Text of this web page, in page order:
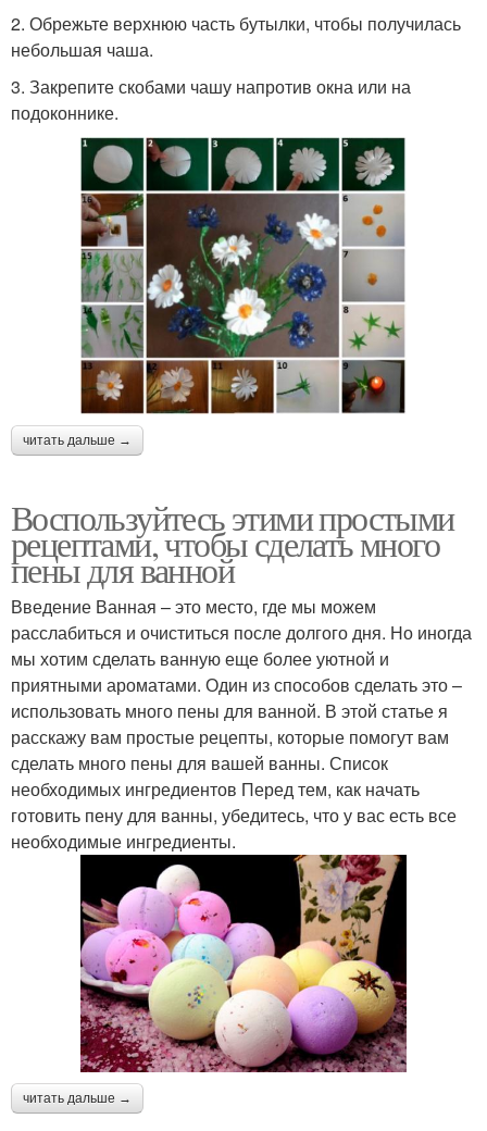
2. Обрежьте верхнюю часть бутылки, чтобы получилась
небольшая чаша.
3. Закрепите скобами чашу напротив окна или на
подоконнике.
читать дальше →
Воспользуйтесь этими простыми
рецептами, чтобы сделать много
пены для ванной
Введение Ванная – это место, где мы можем
расслабиться и очиститься после долгого дня. Но иногда
мы хотим сделать ванную еще более уютной и
приятными ароматами. Один из способов сделать это –
использовать много пены для ванной. В этой статье я
расскажу вам простые рецепты, которые помогут вам
сделать много пены для вашей ванны. Список
необходимых ингредиентов Перед тем, как начать
готовить пену для ванны, убедитесь, что у вас есть все
необходимые ингредиенты.
читать дальше →